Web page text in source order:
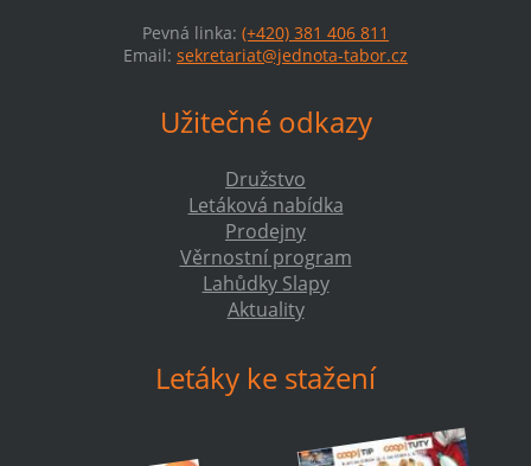
Pevná linka: (+420) 381 406 811
Email: sekretariat@jednota-tabor.cz
Užitečné odkazy
Družstvo
Letáková nabídka
Prodejny
Věrnostní program
Lahůdky Slapy
Aktuality
Letáky ke stažení